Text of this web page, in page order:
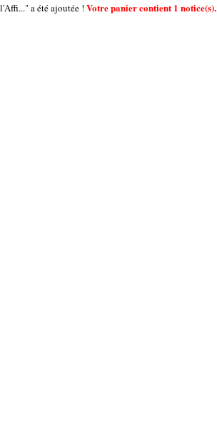
a été ajoutée ! Votre panier contient 1 notice(s).